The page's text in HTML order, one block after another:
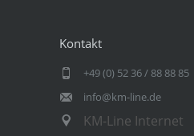
Kontakt
+49 (0) 52 36 / 88 88 85
info@km-line.de
KM-Line Internet